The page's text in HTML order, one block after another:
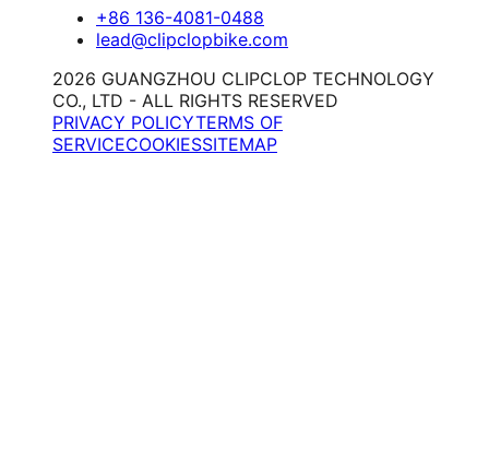
+86 136-4081-0488
lead@clipclopbike.com
2026 GUANGZHOU CLIPCLOP TECHNOLOGY
CO., LTD - ALL RIGHTS RESERVED
PRIVACY POLICYTERMS OF
SERVICECOOKIESSITEMAP